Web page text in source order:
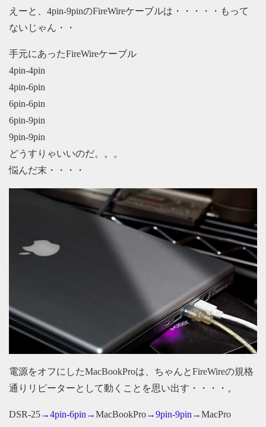
えーと、4pin-9pinのFireWireケーブルは・・・・・もって
ないじゃん・・
手元にあったFireWireケーブル
4pin-4pin
4pin-6pin
6pin-6pin
6pin-9pin
9pin-9pin
どうすりゃいいのだ。。。
悩んだ末・・・・
電源をオフにしたMacBookProは、ちゃんとFireWireの規格
通りリピーターとして動くことを思い出す・・・・。
DSR-25→4pin-6pin→MacBookPro→9pin-9pin→MacPro